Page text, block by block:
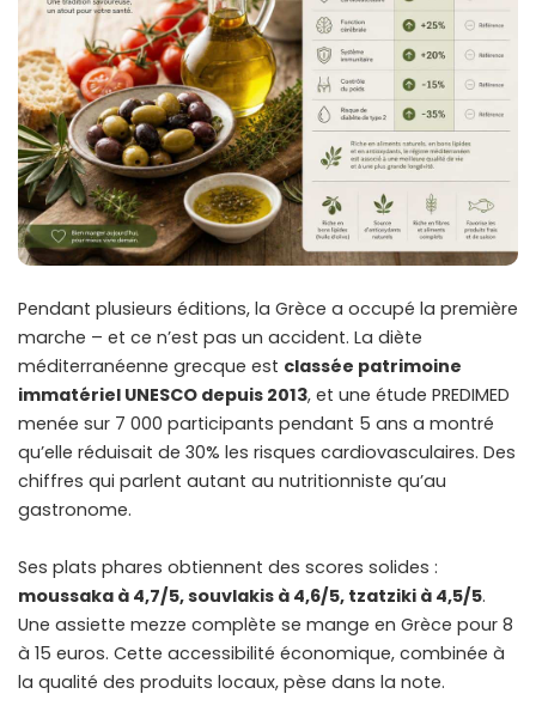
Pendant plusieurs éditions, la Grèce a occupé la première
marche – et ce n’est pas un accident. La diète
méditerranéenne grecque est classée patrimoine
immatériel UNESCO depuis 2013, et une étude PREDIMED
menée sur 7 000 participants pendant 5 ans a montré
qu’elle réduisait de 30% les risques cardiovasculaires. Des
chiffres qui parlent autant au nutritionniste qu’au
gastronome.
Ses plats phares obtiennent des scores solides :
moussaka à 4,7/5, souvlakis à 4,6/5, tzatziki à 4,5/5.
Une assiette mezze complète se mange en Grèce pour 8
à 15 euros. Cette accessibilité économique, combinée à
la qualité des produits locaux, pèse dans la note.